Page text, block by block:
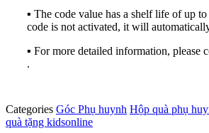
▪ The code value has a shelf life of up
code is not activated, it will
▪ For more detailed information, please
.
Categories Góc Phụ huynh Hộp quà phụ
quà tặng kidsonline